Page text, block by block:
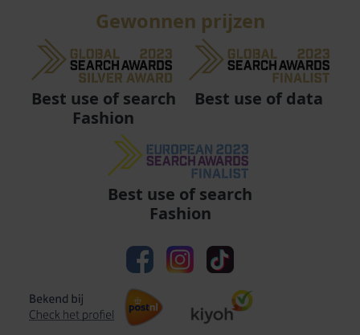
Gewonnen prijzen
Best use of search
Fashion
Best use of data
Best use of search
Fashion